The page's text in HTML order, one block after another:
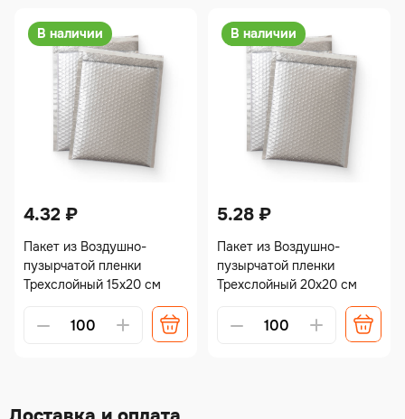
В наличии
4.32 ₽
Пакет из Воздушно-
пузырчатой пленки
Трехслойный 15х20 см
Alternative:
В наличии
5.28 ₽
Пакет из Воздушно-
пузырчатой пленки
Трехслойный 20х20 см
Alternative: